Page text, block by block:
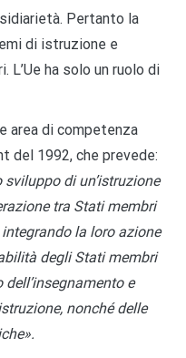
Pertanto la
di istruzione e
ha solo un ruolo di
area di competenza
del 1992, che prevede:
di un’istruzione
tra Stati membri
la loro azione
degli Stati membri
e
nonché delle